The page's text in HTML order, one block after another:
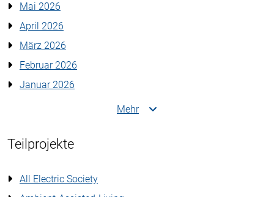
Mai 2026
April 2026
März 2026
Februar 2026
Januar 2026
Mehr
Teilprojekte
All Electric Society